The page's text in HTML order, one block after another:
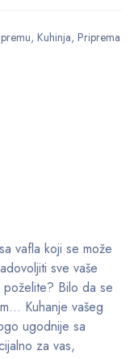
, Kuhinja, Priprema
vafla koji se može
sve vaše
Bilo da se
Kuhanje vašeg
ugodnije sa
za vas,